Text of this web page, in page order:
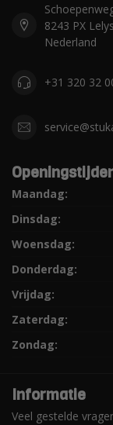
8243 PX
Nederland
+31 320 32
Maandag:
Dinsdag:
Woensdag:
Donderdag:
Vrijdag:
Zaterdag:
Zondag:
Informatie
Veel gestelde